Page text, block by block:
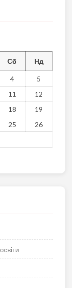
Сб Нд
4
5
11 12
18
19
25 26